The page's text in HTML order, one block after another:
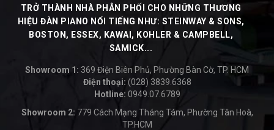
TRỞ THÀNH NHÀ PHÂN PHỐI CHO NHỮNG THƯƠNG
HIỆU ĐÀN PIANO NỔI TIẾNG NHƯ: STEINWAY & SONS,
BOSTON, ESSEX, KAWAI, KOHLER & CAMPBELL,
SAMICK...
Showroom 1: 369 Điện Biên Phủ, Phường Bàn Cờ, TP. HCM
Điện thoại: (028) 3839.6368
-
Hotline: 0949.07.6789
Showroom 2: 779 Cách Mạng Tháng Tám, Phường Tân Hoà,
TP.HCM